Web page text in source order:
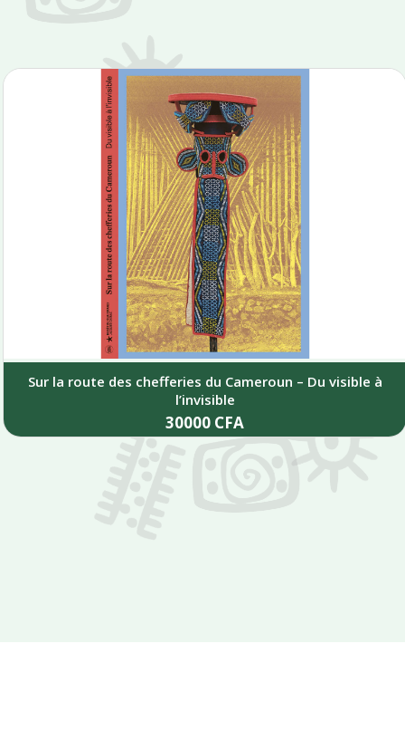
Sur la route des chefferies du Cameroun – Du visible à
l’invisible
30000 CFA